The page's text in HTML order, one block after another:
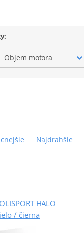
Objem motora
Najdrahšie
HALO
/ čierna